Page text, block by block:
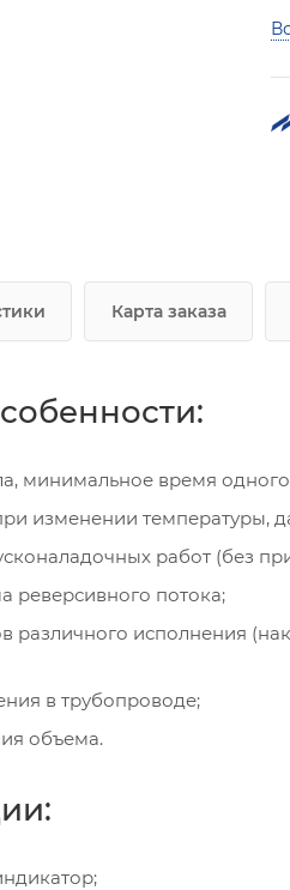
Карта заказа
минимальное время
изменении температуры,
работ (без
реверсивного потока;
различного исполнения
в трубопроводе;
объема.